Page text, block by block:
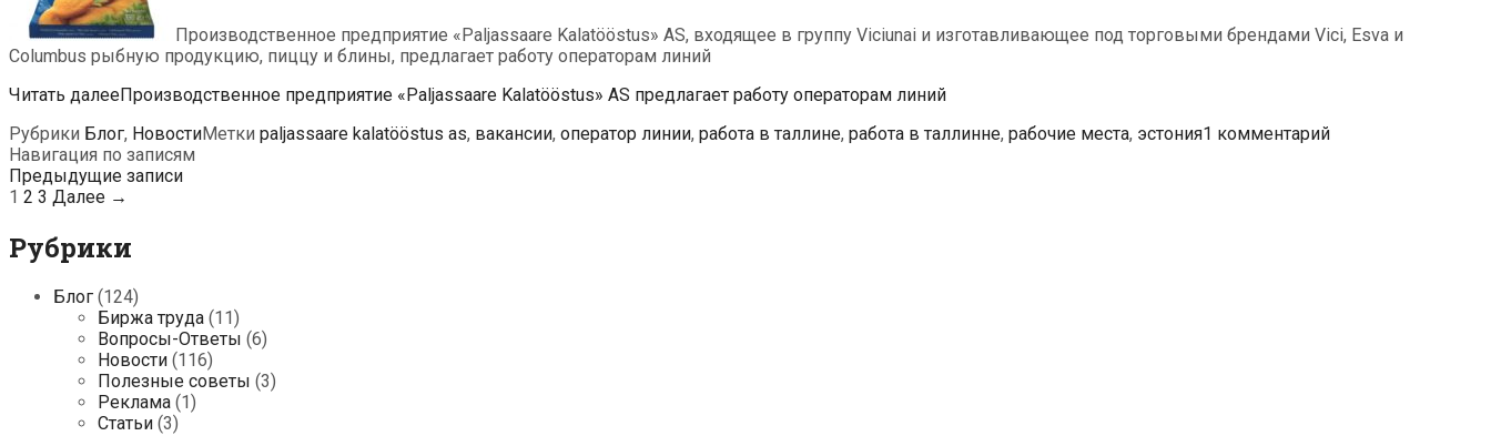
Производственное предприятие «Paljassaare Kalatööstus» AS, входящее в группу Viciunai и изготавливающее под торговыми брендами Vici, Esva и
Columbus рыбную продукцию, пиццу и блины, предлагает работу операторам линий
Читать далееПроизводственное предприятие «Paljassaare Kalatööstus» AS предлагает работу операторам линий
Рубрики Блог, НовостиМетки paljassaare kalatööstus as, вакансии, оператор линии, работа в таллине, работа в таллинне, рабочие места, эстония1 комментарий
Навигация по записям
Предыдущие записи
1 2 3 Далее →
Рубрики
Блог (124)
Биржа труда (11)
Вопросы-Ответы (6)
Новости (116)
Полезные советы (3)
Реклама (1)
Статьи (3)